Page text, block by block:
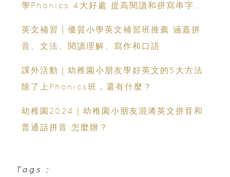
學Phonics 4大好處 提高閱讀和拼寫串字能
英文補習｜優質小學英文補習班推薦 涵蓋拼
音、文法、閱讀理解、寫作和口語
課外活動｜幼稚園小朋友學好英文的5大方法
除了上Phonics班，還有什麼？
幼稚園2024｜幼稚園小朋友混淆英文拼音和
普通話拼音 怎麼辦？
Tags :